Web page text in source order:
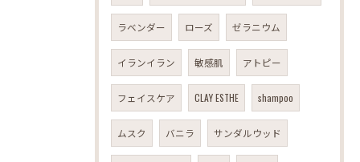
ラベンダー ローズ ゼラニウム
イランイラン 敏感肌 アトピー
フェイスケア CLAY ESTHE shampoo
ムスク バニラ サンダルウッド